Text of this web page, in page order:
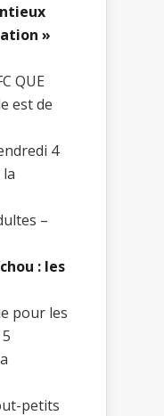
»
QUE
est de
4
–
: les
pour les
petits